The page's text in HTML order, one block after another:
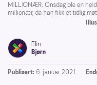
MILLIONÆR: Onsdag ble en
millionær, da han fikk et tidlig
Elin
Bjørn
Publisert: 6. januar 2021